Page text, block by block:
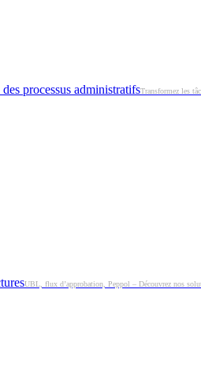
processus administratifsTransformez les
UBL, flux d’approbation, Peppol – Découvrez nos